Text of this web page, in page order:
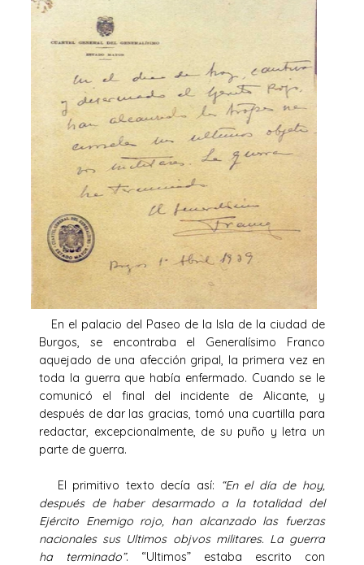
En el palacio del Paseo de la Isla de la ciudad de
Burgos, se encontraba el Generalísimo Franco
aquejado de una afección gripal, la primera vez en
toda la guerra que había enfermado. Cuando se le
comunicó el final del incidente de Alicante, y
después de dar las gracias, tomó una cuartilla para
redactar, excepcional­mente, de su puño y letra un
parte de guerra.
El primitivo texto decía así:
“En el día de hoy,
después de haber desarmado a la totalidad del
Ejército Enemigo rojo, han alcanzado las fuerzas
nacionales sus Ultimos objvos militares. La guerra
ha terminado”. “Ultimos” estaba escrito con